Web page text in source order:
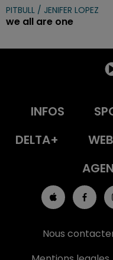
PITBULL / JENIFER LOPEZ
we all are one
INFOS
DELTA+
Nous